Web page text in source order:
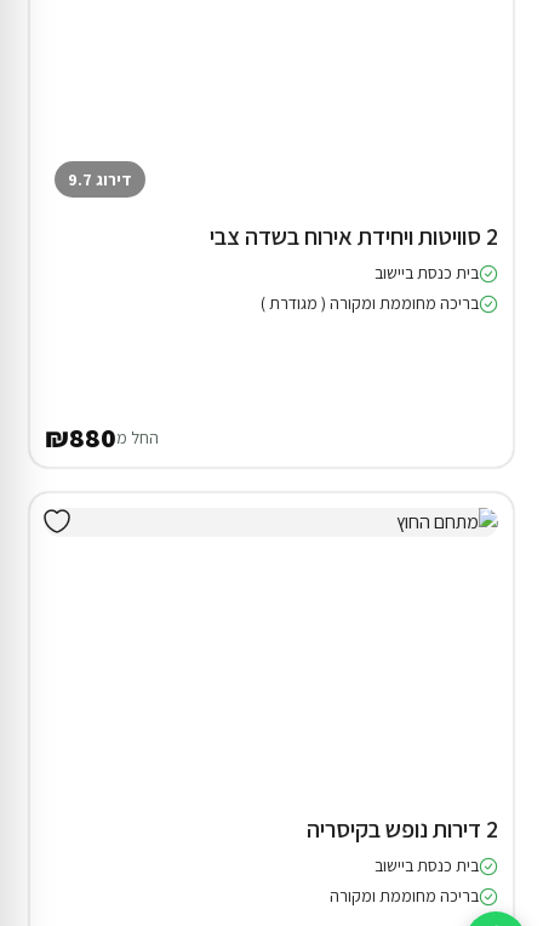
דירוג 9.7
2 סוויטות ויחידת אירוח בשדה צבי
בית כנסת ביישוב
בריכה מחוממת ומקורה ( מגודרת )
החל מ₪880
2 דירות נופש בקיסריה
בית כנסת ביישוב
בריכה מחוממת ומקורה